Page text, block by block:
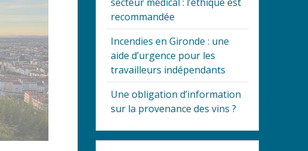
recommandée
Incendies en Gironde : une
aide d’urgence pour les
travailleurs indépendants
Une obligation d’information
sur la provenance des vins ?